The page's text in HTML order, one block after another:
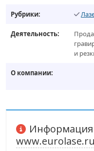
Рубрики:
Деятельность:
и
О компании:
Информация
www.eurolase.ru